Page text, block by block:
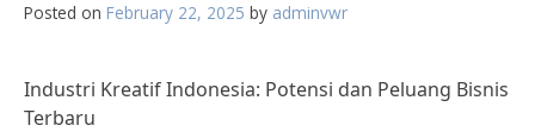
Posted on February 22, 2025 by adminvwr
Industri Kreatif Indonesia: Potensi dan Peluang Bisnis
Terbaru